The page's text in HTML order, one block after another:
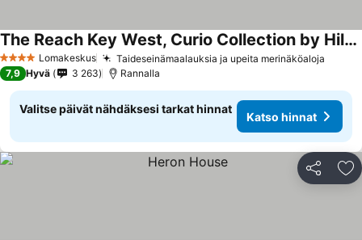
4 TähtiluokitusLomakeskus Taideseinämaalauksia ja upeita merinäköaloja
The Reach Key West, Curio Collection by Hilton
7,9 Hyvä 3 263 Rannalla
Valitse päivät nähdäksesi tarkat hinnat
Katso hinnat
Jaa